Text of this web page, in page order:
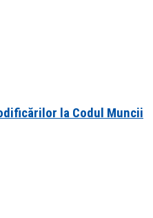
la Codul Muncii